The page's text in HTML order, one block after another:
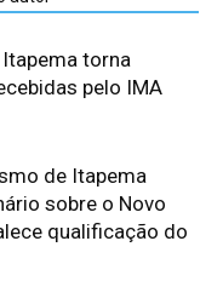
torna
pelo IMA
de Itapema
sobre o Novo
qualificação do